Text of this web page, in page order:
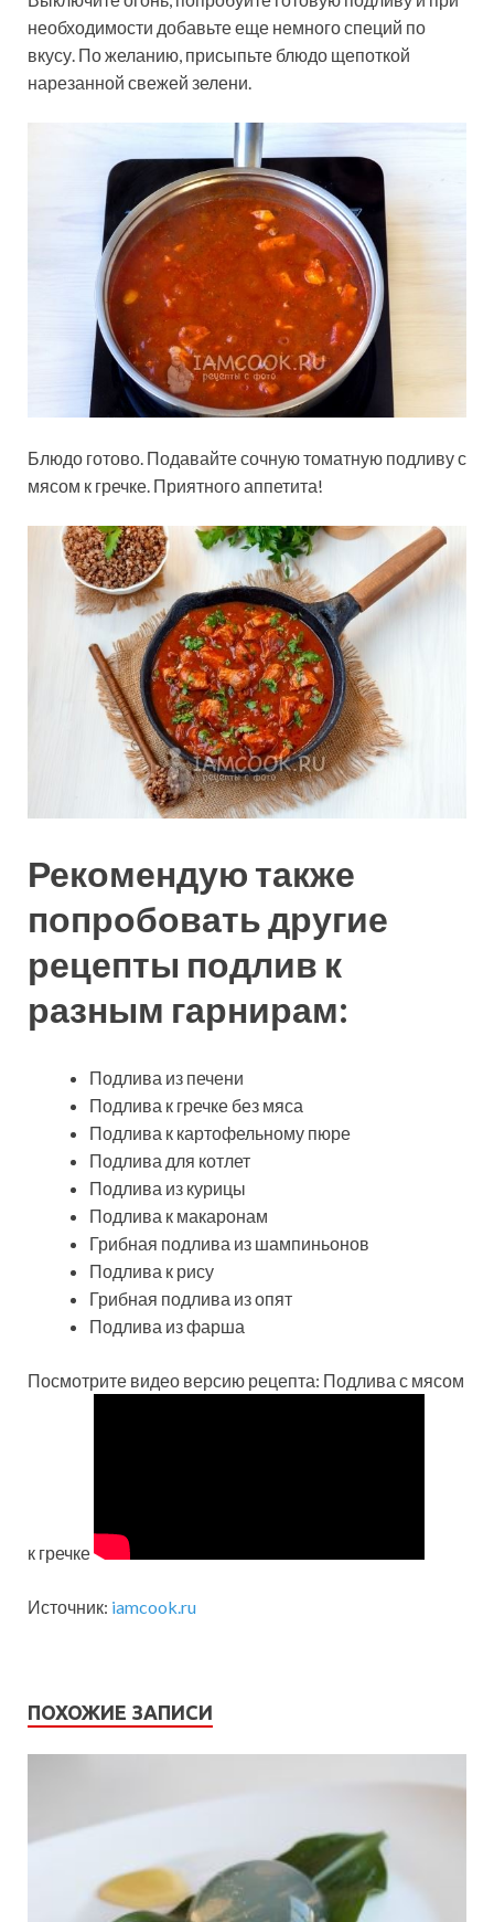
необходимости добавьте еще немного специй по
вкусу. По желанию, присыпьте блюдо щепоткой
нарезанной свежей зелени.
Блюдо готово. Подавайте сочную томатную подливу с
мясом к гречке. Приятного аппетита!
Рекомендую также
попробовать другие
рецепты подлив к
разным гарнирам:
Подлива из печени
Подлива к гречке без мяса
Подлива к картофельному пюре
Подлива для котлет
Подлива из курицы
Подлива к макаронам
Грибная подлива из шампиньонов
Подлива к рису
Грибная подлива из опят
Подлива из фарша
Посмотрите видео версию рецепта: Подлива с мясом
к гречке
Источник: iamcook.ru
ПОХОЖИЕ ЗАПИСИ